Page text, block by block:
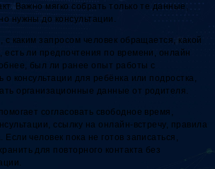
Важно мягко собрать только те данные,
нужны до консультации.
с каким запросом человек обращается, какой
есть ли предпочтения по времени, онлайн
был ли ранее опыт работы с
о консультации для ребёнка или подростка,
организационные данные от родителя.
согласовать свободное время,
ссылку на онлайн-встречу, правила
человек пока не готов записаться,
для повторного контакта без